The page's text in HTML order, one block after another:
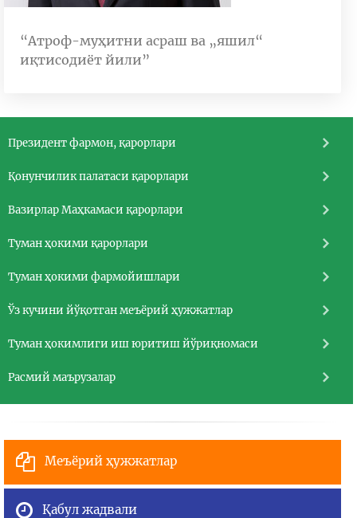
“Атроф-муҳитни асраш ва „яшил“
иқтисодиёт йили”
Президент фармон, қарорлари
Қонунчилик палатаси қарорлари
Вазирлар Маҳкамаси қарорлари
Туман ҳокими қарорлари
Туман ҳокими фармойишлари
Ўз кучини йўқотган меъёрий ҳужжатлар
Туман ҳокимлиги иш юритиш йўриқномаси
Расмий маърузалар
Меъёрий ҳужжатлар
Қабул жадвали